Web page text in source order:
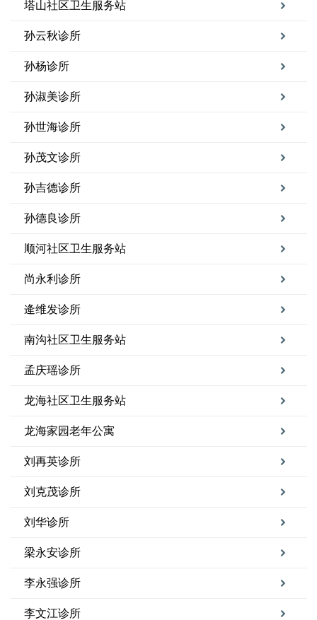
塔山社区卫生服务站
孙云秋诊所
孙杨诊所
孙淑美诊所
孙世海诊所
孙茂文诊所
孙吉德诊所
孙德良诊所
顺河社区卫生服务站
尚永利诊所
逄维发诊所
南沟社区卫生服务站
孟庆瑶诊所
龙海社区卫生服务站
龙海家园老年公寓
刘再英诊所
刘克茂诊所
刘华诊所
梁永安诊所
李永强诊所
李文江诊所